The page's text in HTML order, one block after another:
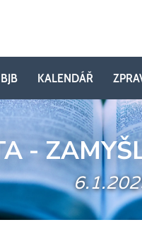
BJB KALENDÁŘ
-